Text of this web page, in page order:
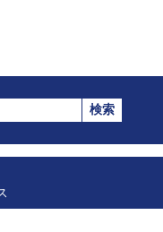
検索